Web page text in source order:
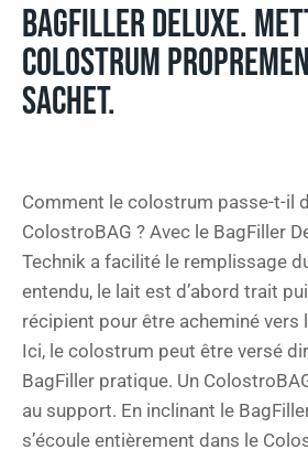
BAGFILLER DELUXE.
COLOSTRUM
SACHET.
Comment le colostrum passe-t-il
ColostroBAG ? Avec le BagFiller
Technik a facilité le remplissage
entendu, le lait est d’abord trait
récipient pour être acheminé vers
Ici, le colostrum peut être versé
BagFiller pratique. Un
au support. En inclinant le
s’écoule entièrement dans le